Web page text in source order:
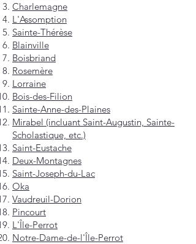
Charlemagne
L'Assomption
Sainte-Thérèse
Blainville
Boisbriand
Rosemère
Lorraine
Bois-des-Filion
Sainte-Anne-des-Plaines
Mirabel (incluant Saint-Augustin, Sainte-
Scholastique, etc.)
Saint-Eustache
Deux-Montagnes
Saint-Joseph-du-Lac
Oka
Vaudreuil-Dorion
Pincourt
L'Île-Perrot
Notre-Dame-de-l'Île-Perrot